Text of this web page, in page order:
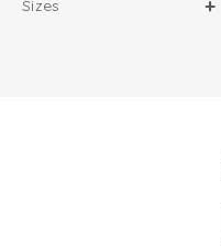
Sizes